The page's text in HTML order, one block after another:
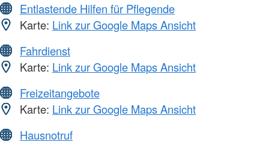
Entlastende Hilfen für Pflegende
Karte: Link zur Google Maps Ansicht
Fahrdienst
Karte: Link zur Google Maps Ansicht
Freizeitangebote
Karte: Link zur Google Maps Ansicht
Hausnotruf